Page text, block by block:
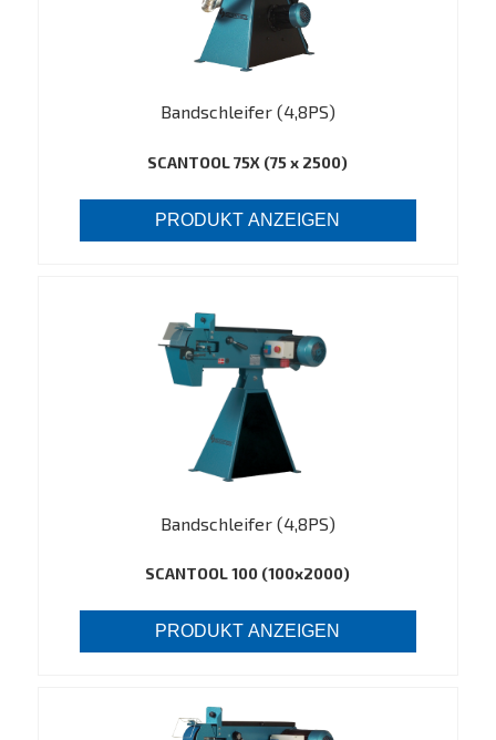
Bandschleifer (4,8PS)
SCANTOOL 75X (75 x 2500)
PRODUKT ANZEIGEN
Bandschleifer (4,8PS)
SCANTOOL 100 (100x2000)
PRODUKT ANZEIGEN